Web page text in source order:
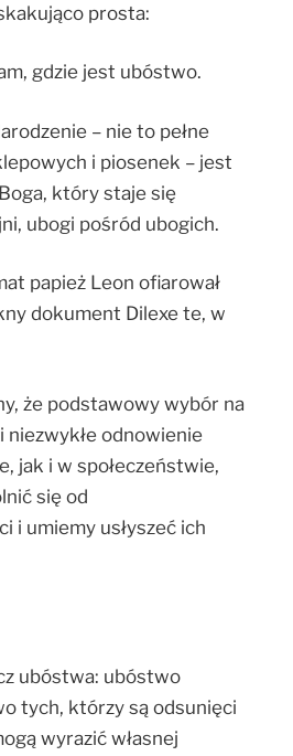
prosta:
gdzie jest ubóstwo.
– nie to pełne
i piosenek – jest
który staje się
ubogi pośród ubogich.
papież Leon ofiarował
dokument Dilexe te, w
że podstawowy wybór na
niezwykłe odnowienie
jak i w społeczeństwie,
się od
i umiemy usłyszeć ich
ubóstwa: ubóstwo
tych, którzy są odsunięci
wyrazić własnej